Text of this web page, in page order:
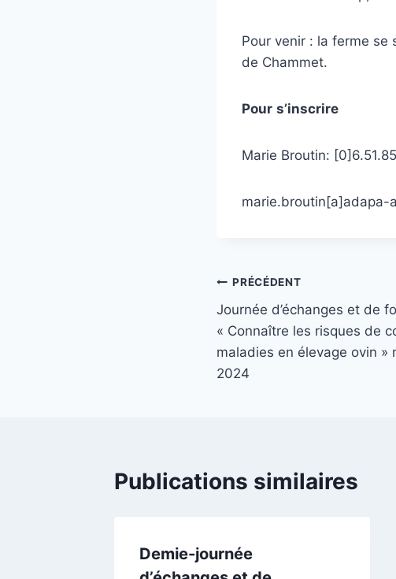
Pour venir : la ferme se
de Chammet.
Pour s’inscrire
Marie Broutin:
marie.broutin[a]adapa-
Navigation
de
l’article
PRÉCÉDENT
Journée d’échanges et de
« Connaître les risques de
maladies en élevage ovin »
2024
Publications similaires
Demie-journée